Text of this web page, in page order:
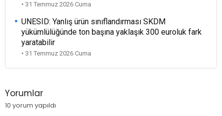
• 31 Temmuz 2026 Cuma
UNESID: Yanlış ürün sınıflandırması SKDM
yükümlülüğünde ton başına yaklaşık 300 euroluk fark
yaratabilir
• 31 Temmuz 2026 Cuma
Yorumlar
10 yorum yapıldı